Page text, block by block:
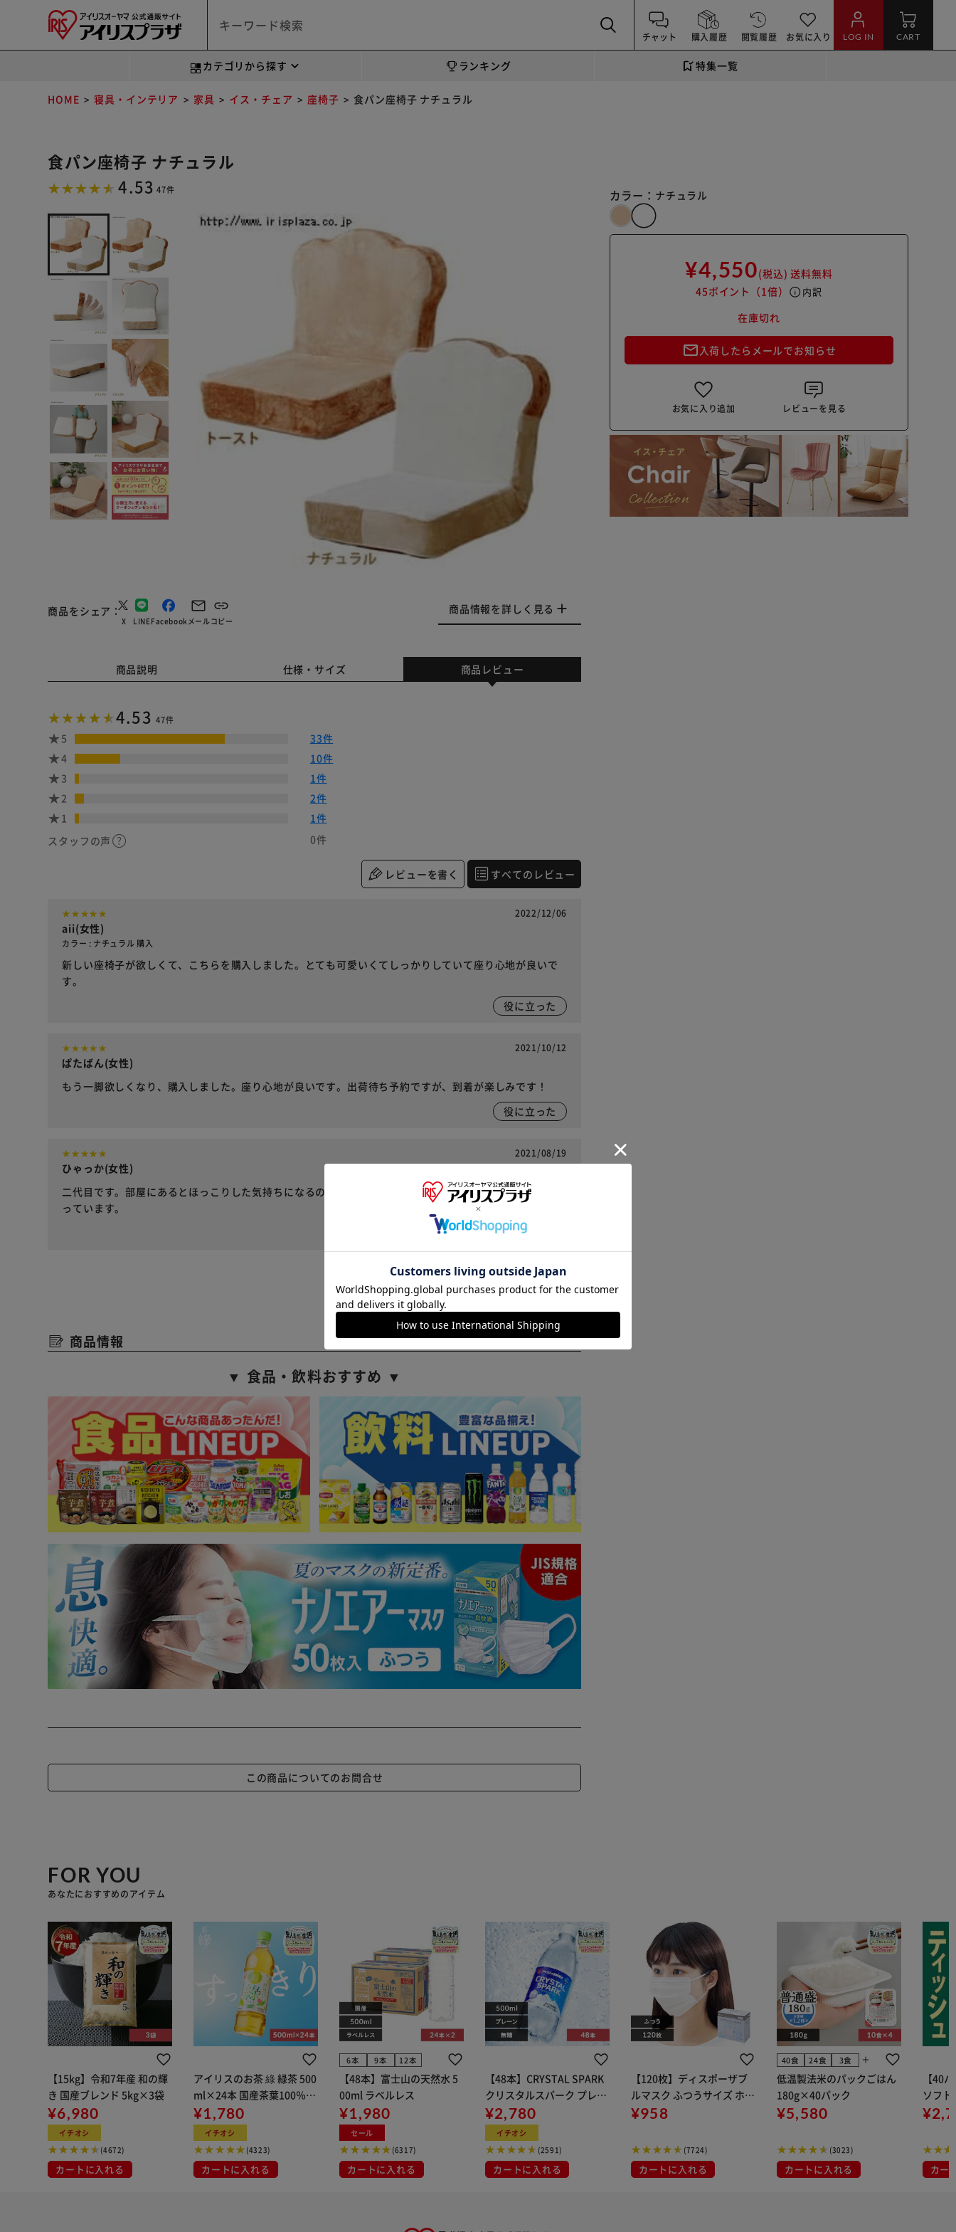
チャット 購入履歴 閲覧履歴 お気に入り LOG IN CART
カテゴリから探す ランキング 特集一覧
HOME 寝具・インテリア 家具 イス・チェア 座椅子 食パン座椅子 ナチュラル
食パン座椅子 ナチュラル
4.53 47件
商品をシェア
X LINEFacebook メールコピー
商品情報を詳しく見る
カラー： ナチュラル
¥4,550(税込) 送料無料
45ポイント （1倍） info 内訳
在庫切れ
mail_outline 入荷したらメールでお知らせ
お気に入り追加 レビューを見る
商品説明 仕様・サイズ 商品レビュー
4.53 47件
5
33件
4
10件
3
1件
2
2件
1
1件
スタッフの声
0件
レビューを書く すべてのレビュー
2022/12/06
aii(女性)
カラー : ナチュラル 購入
新しい座椅子が欲しくて、こちらを購入しました。とても可愛いくてしっかりしていて座り心地が良いで
す。
役に立った
2021/10/12
ぱたばん(女性)
もう一脚欲しくなり、購入しました。座り心地が良いです。出荷待ち予約ですが、到着が楽しみです！
役に立った
2021/08/19
ひゃっか(女性)
二代目です。部屋にあるとほっこりした気持ちになるのと、座面が厚くてしっかりした座り心地が気に入
っています。
役に立った
商品情報
▼ 食品・飲料おすすめ ▼
この商品についてのお問合せ
FOR YOU
あなたにおすすめのアイテム
【15kg】令和7年産 和の輝
き 国産ブレンド 5kg×3袋
¥6,980
イチオシ
(4672)
カートに入れる
アイリスのお茶 綠 緑茶 500
ml×24本 国産茶葉100％使
用
¥1,780
イチオシ
(4323)
カートに入れる
6本 9本 12本
【48本】富士山の天然水 5
00ml ラベルレス
¥1,980
セール
(6317)
カートに入れる
【48本】CRYSTAL SPARK
クリスタルスパーク プレー
ン 500ml
¥2,780
イチオシ
(2591)
カートに入れる
【120枚】ディスポーザブ
ルマスク ふつうサイズ ホワ
イト 大容量 DISPOSABLE
布
¥958
(7724)
カートに入れる
40食 24食 3食 add
低温製法米のパックごはん
180g×40パック
¥5,580
(3023)
カートに入れる
【40
ソフ
組) 5
カー
※ご確認ください